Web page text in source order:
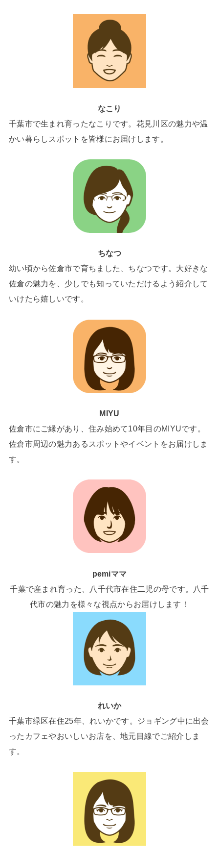
なこり
千葉市で生まれ育ったなこりです。花見川区の魅力や温
かい暮らしスポットを皆様にお届けします。
ちなつ
幼い頃から佐倉市で育ちました、ちなつです。大好きな
佐倉の魅力を、少しでも知っていただけるよう紹介して
いけたら嬉しいです。
MIYU
佐倉市にご縁があり、住み始めて10年目のMIYUです。
佐倉市周辺の魅力あるスポットやイベントをお届けしま
す。
pemiママ
千葉で産まれ育った、八千代市在住二児の母です。八千
代市の魅力を様々な視点からお届けします！
れいか
千葉市緑区在住25年、れいかです。ジョギング中に出会
ったカフェやおいしいお店を、地元目線でご紹介しま
す。